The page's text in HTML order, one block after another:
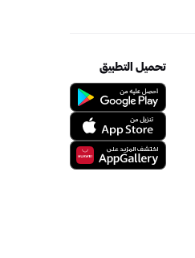
تحميل التطبيق